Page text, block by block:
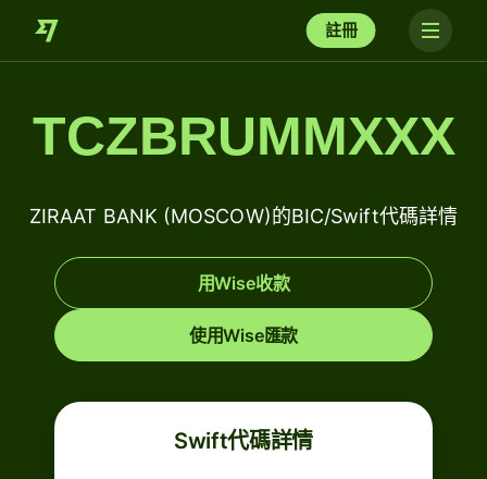
註冊
TCZBRUMMXXX
ZIRAAT BANK (MOSCOW)的BIC/Swift代碼詳情
用Wise收款
使用Wise匯款
Swift代碼詳情